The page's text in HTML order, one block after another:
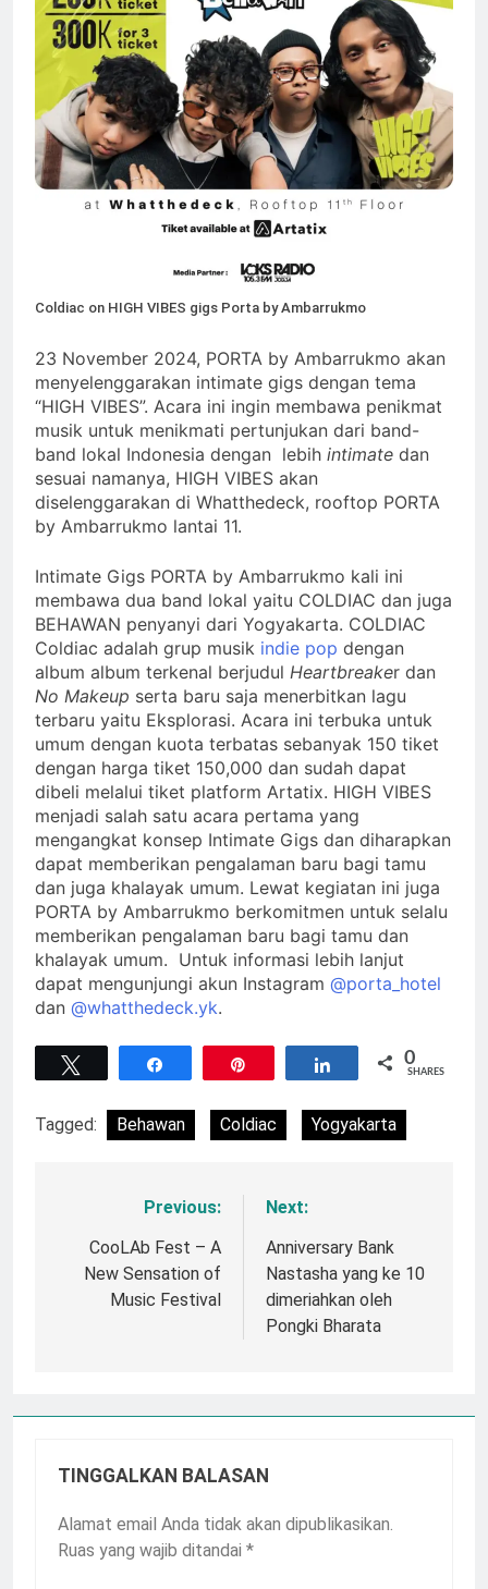
Coldiac on HIGH VIBES gigs Porta by Ambarrukmo
23 November 2024, PORTA by Ambarrukmo akan
menyelenggarakan intimate gigs dengan tema
“HIGH VIBES”. Acara ini ingin membawa penikmat
musik untuk menikmati pertunjukan dari band-
band lokal Indonesia dengan lebih intimate dan
sesuai namanya, HIGH VIBES akan
diselenggarakan di Whatthedeck, rooftop PORTA
by Ambarrukmo lantai 11.
Intimate Gigs PORTA by Ambarrukmo kali ini
membawa dua band lokal yaitu COLDIAC dan juga
BEHAWAN penyanyi dari Yogyakarta. COLDIAC
Coldiac adalah grup musik indie pop dengan
album album terkenal berjudul Heartbreaker dan
No Makeup serta baru saja menerbitkan lagu
terbaru yaitu Eksplorasi. Acara ini terbuka untuk
umum dengan kuota terbatas sebanyak 150 tiket
dengan harga tiket 150,000 dan sudah dapat
dibeli melalui tiket platform Artatix. HIGH VIBES
menjadi salah satu acara pertama yang
mengangkat konsep Intimate Gigs dan diharapkan
dapat memberikan pengalaman baru bagi tamu
dan juga khalayak umum. Lewat kegiatan ini juga
PORTA by Ambarrukmo berkomitmen untuk selalu
memberikan pengalaman baru bagi tamu dan
khalayak umum. Untuk informasi lebih lanjut
dapat mengunjungi akun Instagram @porta_hotel
dan @whatthedeck.yk.
Share 0
SHARES
Tagged: Behawan Coldiac Yogyakarta
Navigasi
pos
Previous:
CooLAb Fest – A
New Sensation of
Music Festival
Next:
Anniversary Bank
Nastasha yang ke 10
dimeriahkan oleh
Pongki Bharata
TINGGALKAN BALASAN
Alamat email Anda tidak akan dipublikasikan.
Ruas yang wajib ditandai *